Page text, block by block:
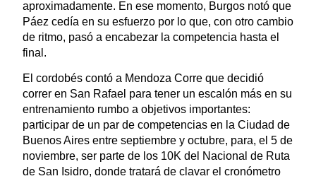
aproximadamente. En ese momento, Burgos notó que
Páez cedía en su esfuerzo por lo que, con otro cambio
de ritmo, pasó a encabezar la competencia hasta el
final.
El cordobés contó a Mendoza Corre que decidió
correr en San Rafael para tener un escalón más en su
entrenamiento rumbo a objetivos importantes:
participar de un par de competencias en la Ciudad de
Buenos Aires entre septiembre y octubre, para, el 5 de
noviembre, ser parte de los 10K del Nacional de Ruta
de San Isidro, donde tratará de clavar el cronómetro